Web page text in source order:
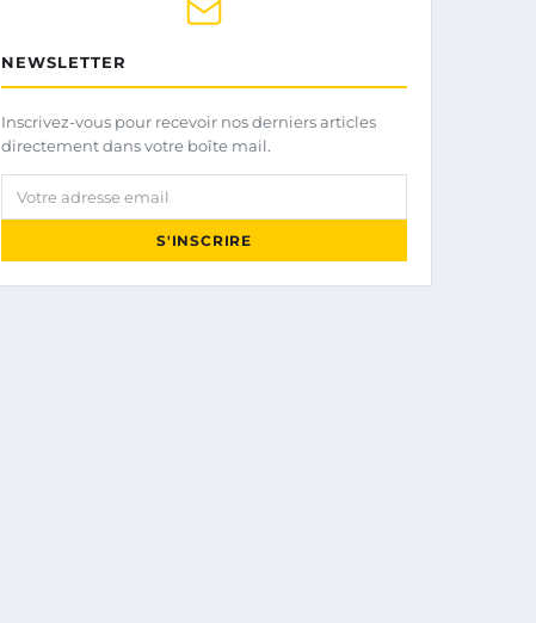
NEWSLETTER
Inscrivez-vous pour recevoir nos derniers articles
directement dans votre boîte mail.
Votre adresse email
S'INSCRIRE